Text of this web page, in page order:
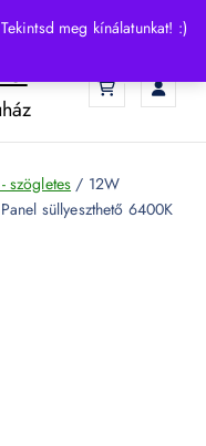
meg kínálatunkat! :)
szögletes / 12W
süllyeszthető 6400K